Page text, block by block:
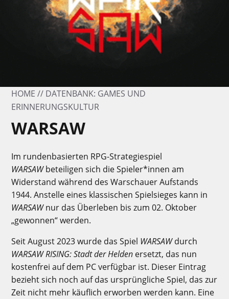
HOME
DATENBANK: GAMES UND
ERINNERUNGSKULTUR
WARSAW
Im rundenbasierten RPG-Strategiespiel
WARSAWbeteiligen sich die Spieler*innen am
Widerstand während des Warschauer Aufstands
1944. Anstelle eines klassischen Spielsieges kann in
WARSAWnur das Überleben bis zum 02. Oktober
„gewonnen“ werden.
Seit August 2023 wurde das Spiel WARSAWdurch
WARSAW RISING: Stadt der Helden ersetzt, das nun
kostenfrei auf dem PC verfügbar ist. Dieser Eintrag
bezieht sich noch auf das ursprüngliche Spiel, das zur
Zeit nicht mehr käuflich erworben werden kann. Eine